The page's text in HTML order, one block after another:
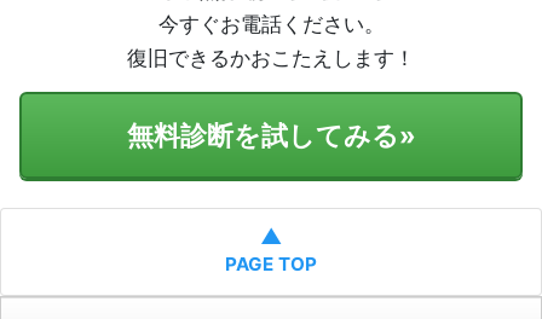
今すぐお電話ください。
復旧できるかおこたえします！
無料診断を試してみる»
▲
PAGE TOP